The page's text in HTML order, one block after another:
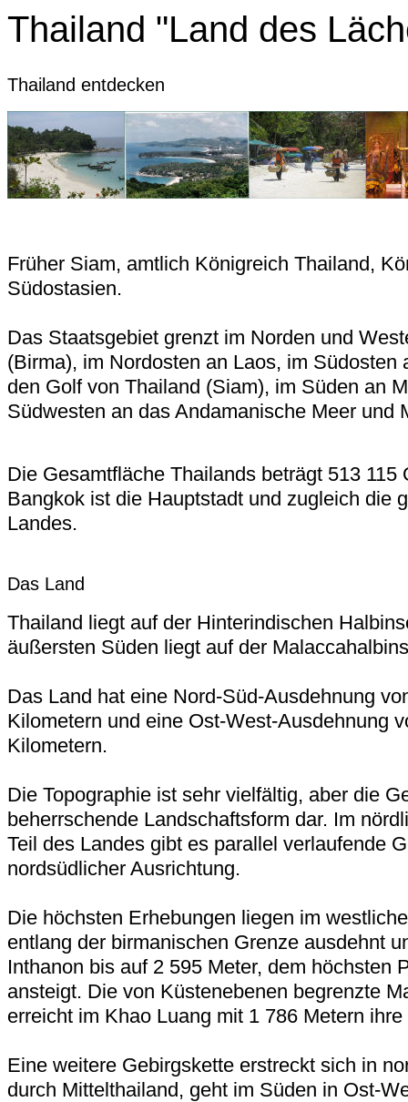
Thailand "Land des
Thailand entdecken
Früher Siam, amtlich Königreich Thailand,
Südostasien.
Das Staatsgebiet grenzt im Norden und
(Birma), im Nordosten an Laos, im Südosten
den Golf von Thailand (Siam), im Süden an
Südwesten an das Andamanische Meer und
Die Gesamtfläche Thailands beträgt 513 115
Bangkok ist die Hauptstadt und zugleich die
Landes.
Das Land
Thailand liegt auf der Hinterindischen
äußersten Süden liegt auf der
Das Land hat eine Nord-Süd-Ausdehnung
Kilometern und eine Ost-West-Ausdehnung
Kilometern.
Die Topographie ist sehr vielfältig, aber die
beherrschende Landschaftsform dar. Im
Teil des Landes gibt es parallel verlaufende
nordsüdlicher Ausrichtung.
Die höchsten Erhebungen liegen im
entlang der birmanischen Grenze ausdehnt
Inthanon bis auf 2 595 Meter, dem höchsten
ansteigt. Die von Küstenebenen begrenzte
erreicht im Khao Luang mit 1 786 Metern
Eine weitere Gebirgskette erstreckt sich in
durch Mittelthailand, geht im Süden in Ost-